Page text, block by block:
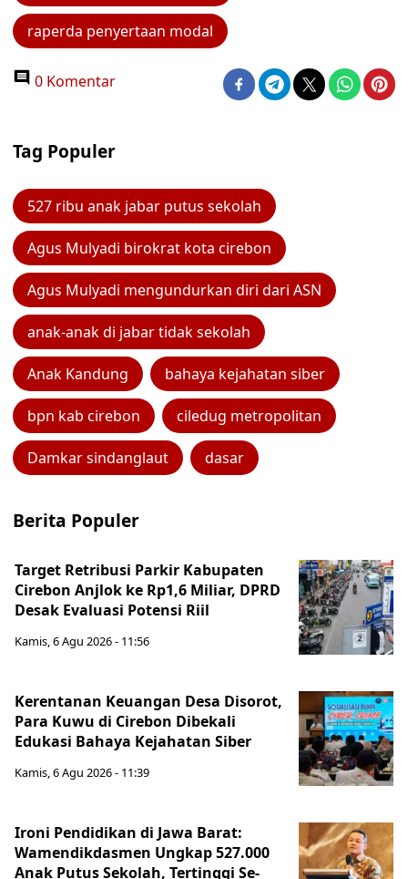
raperda penyertaan modal
0 Komentar
Tag Populer
527 ribu anak jabar putus sekolah
Agus Mulyadi birokrat kota cirebon
Agus Mulyadi mengundurkan diri dari ASN
anak-anak di jabar tidak sekolah
Anak Kandung bahaya kejahatan siber
bpn kab cirebon ciledug metropolitan
Damkar sindanglaut dasar
Berita Populer
Target Retribusi Parkir Kabupaten
Cirebon Anjlok ke Rp1,6 Miliar, DPRD
Desak Evaluasi Potensi Riil
Kamis, 6 Agu 2026 - 11:56
Kerentanan Keuangan Desa Disorot,
Para Kuwu di Cirebon Dibekali
Edukasi Bahaya Kejahatan Siber
Kamis, 6 Agu 2026 - 11:39
Ironi Pendidikan di Jawa Barat:
Wamendikdasmen Ungkap 527.000
Anak Putus Sekolah, Tertinggi Se-